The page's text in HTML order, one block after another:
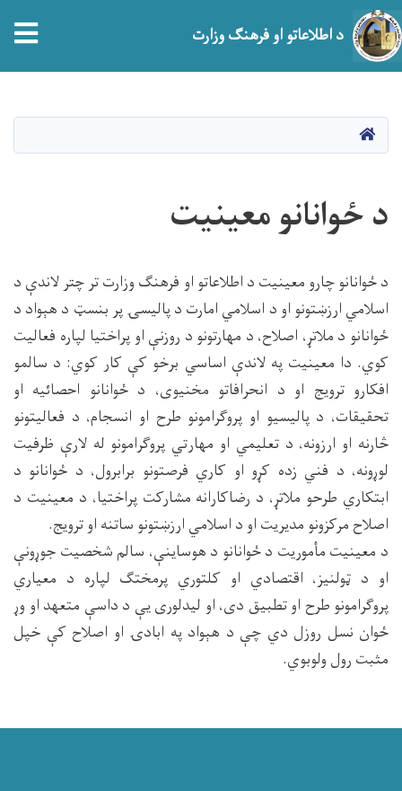
د اطلاعاتو او فرهنګ وزارت
HOME
د ځوانانو معینیت
د ځوانانو چارو معینیت د اطلاعاتو او فرهنګ وزارت تر چتر لاندې د
اسلامي ارزښتونو او د اسلامي امارت د پالیسۍ پر بنسټ د هېواد د
ځوانانو د ملاتړ، اصلاح، د مهارتونو د روزنې او پراختیا لپاره فعالیت
کوي. دا معینیت په لاندې اساسي برخو کې کار کوي: د سالمو
افکارو ترویج او د انحرافاتو مخنیوی، د ځوانانو احصائیه او
تحقیقات، د پالیسیو او پروګرامونو طرح او انسجام، د فعالیتونو
څارنه او ارزونه، د تعلیمي او مهارتي پروګرامونو له لارې ظرفیت
لوړونه، د فني زده کړو او کاري فرصتونو برابرول، د ځوانانو د
ابتکاري طرحو ملاتړ، د رضاکارانه مشارکت پراختیا، د معينيت د
اصلاح مرکزونو مدیریت او د اسلامي ارزښتونو ساتنه او ترویج.
د معینیت مأموریت د ځوانانو د هوساینې، سالم شخصیت جوړونې
او د ټولنیز، اقتصادي او کلتوري پرمختګ لپاره د معیاري
پروګرامونو طرح او تطبیق دی، او لیدلوری یې د داسې متعهد او وړ
ځوان نسل روزل دي چې د هېواد په ابادۍ او اصلاح کې خپل
مثبت رول ولوبوي.